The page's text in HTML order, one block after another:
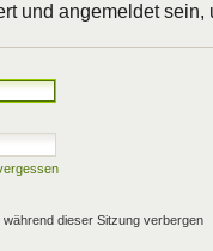
und angemeldet sein,
während dieser Sitzung verbergen